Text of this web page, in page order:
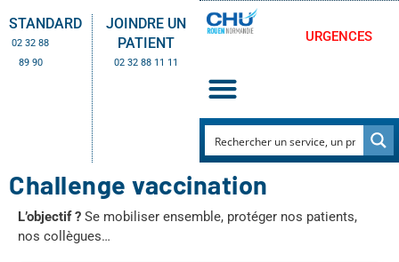
STANDARD
02 32 88
89 90
JOINDRE UN
PATIENT
02 32 88 11 11
URGENCES
Challenge vaccination
L’objectif ? Se mobiliser ensemble, protéger nos patients,
nos collègues…